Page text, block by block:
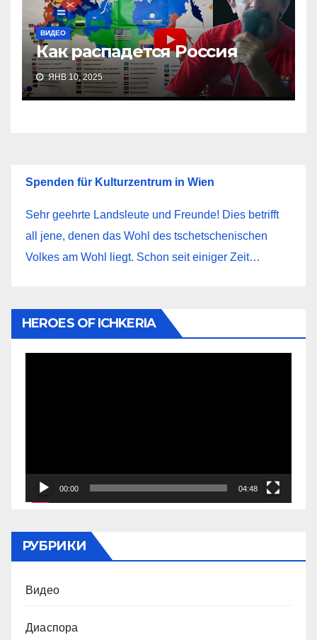
ВИДЕО
Как распадется Россия
ЯНВ 10, 2025
Spenden für Kulturzentrum in Wien
Sehr geehrte Landsleute und Freunde! Dies betrifft
all jene, denen das Wohl des tschetschenischen
Volkes am Wohl liegt. Schon seit einiger Zeit…
HEROES OF ICHKERIA
00:00 04:48
РУБРИКИ
Видео
Диаспора